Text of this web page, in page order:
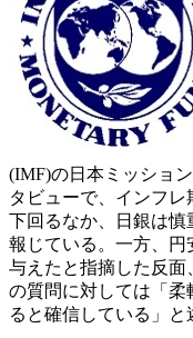
(IMF)の日本ミッショ
タビューで、インフ
下回るなか、日銀は慎
報じている。一方、
与えたと指摘した反面
の質問に対しては「
ると確信している」と